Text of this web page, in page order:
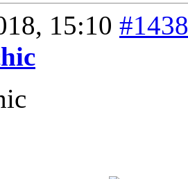
15:10 #1438